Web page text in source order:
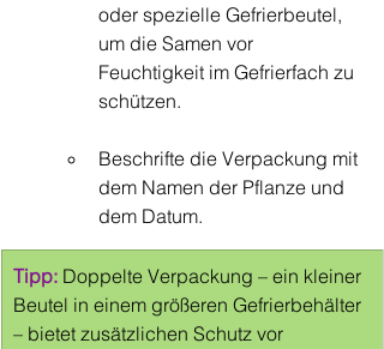
oder spezielle Gefrierbeutel,
um die Samen vor
Feuchtigkeit im Gefrierfach zu
schützen.
Beschrifte die Verpackung mit
dem Namen der Pflanze und
dem Datum.
Tipp: Doppelte Verpackung – ein kleiner
Beutel in einem größeren Gefrierbehälter
– bietet zusätzlichen Schutz vor